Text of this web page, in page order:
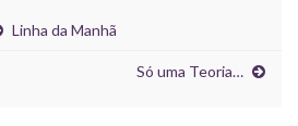
Linha da Manhã
Só uma Teoria…